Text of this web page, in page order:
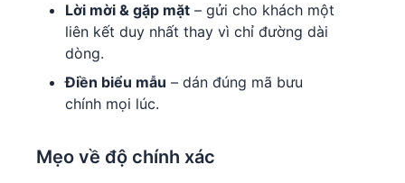
Lời mời & gặp mặt – gửi cho khách một
liên kết duy nhất thay vì chỉ đường dài
dòng.
Điền biểu mẫu – dán đúng mã bưu
chính mọi lúc.
Mẹo về độ chính xác